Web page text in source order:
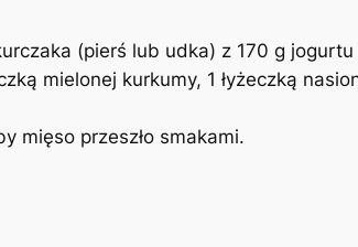
(pierś lub udka) z 170 g
mielonej kurkumy, 1 łyżeczką
mięso przeszło smakami.